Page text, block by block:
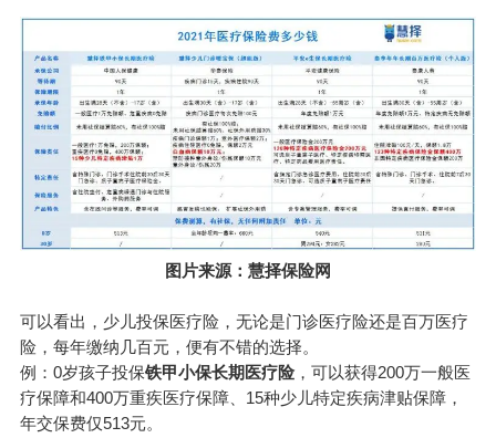
图片来源：慧择保险网
可以看出，少儿投保医疗险，无论是门诊医疗险还是百万医疗
险，每年缴纳几百元，便有不错的选择。
例：0岁孩子投保铁甲小保长期医疗险，可以获得200万一般医
疗保障和400万重疾医疗保障、15种少儿特定疾病津贴保障，
年交保费仅513元。